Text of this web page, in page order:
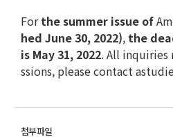
Forthe summer issue of
hed June 30, 2022), the
is May 31, 2022. All inquiries
ssions, please contact